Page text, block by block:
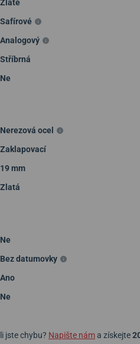
Zlaté
Safírové
Analogový
Stříbrná
Ne
Nerezová ocel
Zaklapovací
19 mm
Zlatá
Ne
Bez datumovky
Ano
Ne
jste chybu? Napište náma získejte